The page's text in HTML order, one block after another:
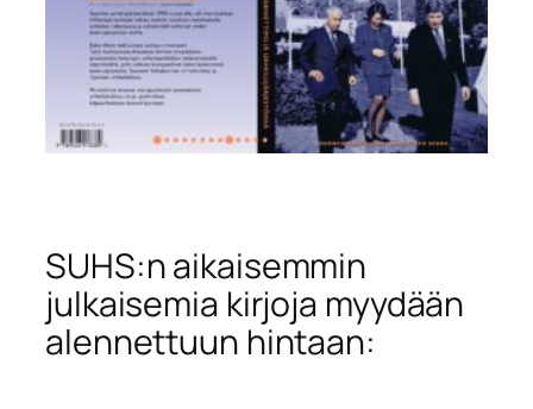
SUHS:n aikaisemmin
julkaisemia kirjoja myydään
alennettuun hintaan: